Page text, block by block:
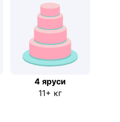
4 яруси
11+ кг